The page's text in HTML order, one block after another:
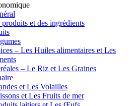
produits et des ingrédients
– Les Huiles alimentaires et Les
– Le Riz et Les Graines
et Les Volailles
et Les Fruits de mer